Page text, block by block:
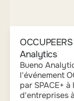
Analytics
Bueno
l'événement
par SPACE+
d'entreprises